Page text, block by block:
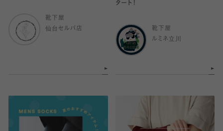
靴下屋
仙台セルバ店
タート！
靴下屋
ルミネ立川